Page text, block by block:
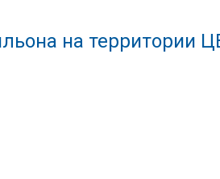
на территории